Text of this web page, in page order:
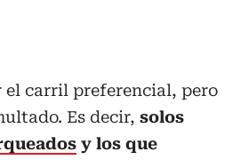
el carril preferencial, pero
Es decir, solos
y los que